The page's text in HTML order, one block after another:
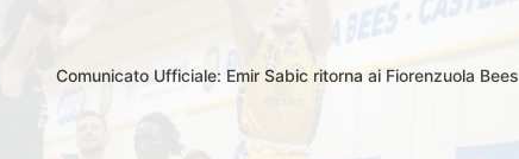
Comunicato Ufficiale: Emir Sabic ritorna ai Fiorenzuola Bees